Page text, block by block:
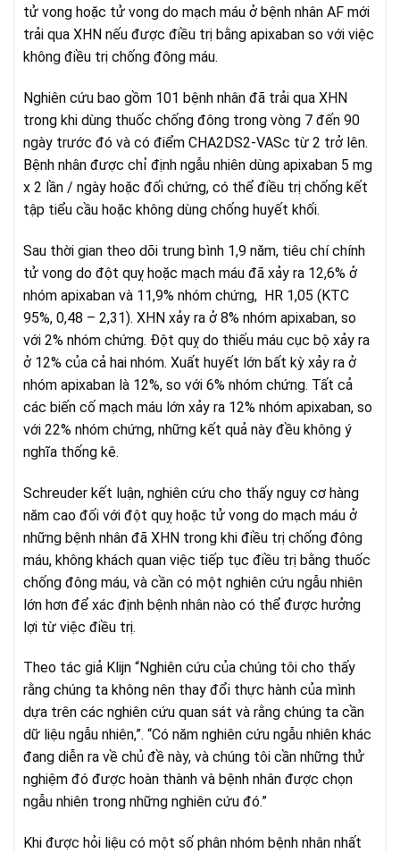
tử vong hoặc tử vong do mạch máu ở bệnh nhân AF mới
trải qua XHN nếu được điều trị bằng apixaban so với việc
không điều trị chống đông máu.
Nghiên cứu bao gồm 101 bệnh nhân đã trải qua XHN
trong khi dùng thuốc chống đông trong vòng 7 đến 90
ngày trước đó và có điểm CHA2DS2-VASc từ 2 trở lên.
Bệnh nhân được chỉ định ngẫu nhiên dùng apixaban 5 mg
x 2 lần / ngày hoặc đối chứng, có thể điều trị chống kết
tập tiểu cầu hoặc không dùng chống huyết khối.
Sau thời gian theo dõi trung bình 1,9 năm, tiêu chí chính
tử vong do đột quỵ hoặc mạch máu đã xảy ra 12,6% ở
nhóm apixaban và 11,9% nhóm chứng, HR 1,05 (KTC
95%, 0,48 – 2,31). XHN xảy ra ở 8% nhóm apixaban, so
với 2% nhóm chứng. Đột quỵ do thiếu máu cục bộ xảy ra
ở 12% của cả hai nhóm. Xuất huyết lớn bất kỳ xảy ra ở
nhóm apixaban là 12%, so với 6% nhóm chứng. Tất cả
các biến cố mạch máu lớn xảy ra 12% nhóm apixaban, so
với 22% nhóm chứng, những kết quả này đều không ý
nghĩa thống kê.
Schreuder kết luận, nghiên cứu cho thấy nguy cơ hàng
năm cao đối với đột quỵ hoặc tử vong do mạch máu ở
những bệnh nhân đã XHN trong khi điều trị chống đông
máu, không khách quan việc tiếp tục điều trị bằng thuốc
chống đông máu, và cần có một nghiên cứu ngẫu nhiên
lớn hơn để xác định bệnh nhân nào có thể được hưởng
lợi từ việc điều trị.
Theo tác giả Klijn “Nghiên cứu của chúng tôi cho thấy
rằng chúng ta không nên thay đổi thực hành của mình
dựa trên các nghiên cứu quan sát và rằng chúng ta cần
dữ liệu ngẫu nhiên,”. “Có năm nghiên cứu ngẫu nhiên khác
đang diễn ra về chủ đề này, và chúng tôi cần những thử
nghiệm đó được hoàn thành và bệnh nhân được chọn
ngẫu nhiên trong những nghiên cứu đó.”
Khi được hỏi liệu có một số phân nhóm bệnh nhân nhất